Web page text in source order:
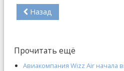
Назад
Прочитать ещё
Авиакомпания Wizz Air начала